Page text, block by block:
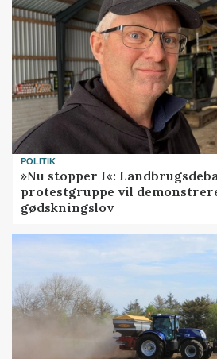
POLITIK
»Nu stopper I«:
protestgruppe vil
gødskningslov